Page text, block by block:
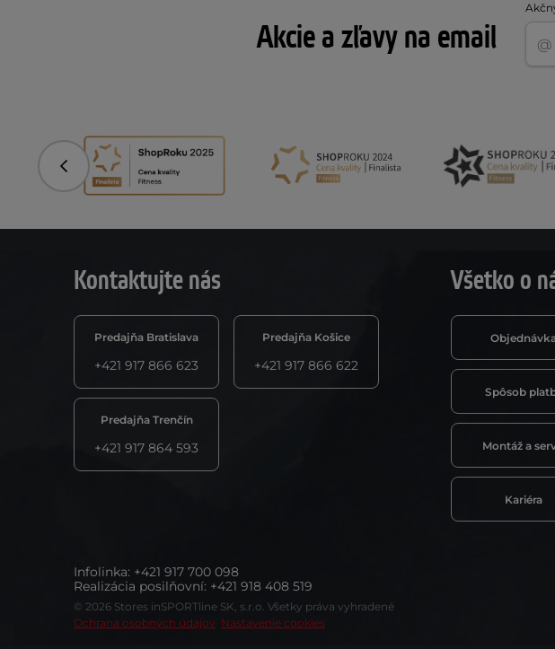
Akcie a zľavy na email
Predchádzajúci
Kontaktujte nás
Predajňa Bratislava
+421 917 866 623
Predajňa Košice
+421 917 866 622
Predajňa Trenčín
+421 917 864 593
Všetko o
Spôsob
Montáž a
Kariéra
Infolinka: +421 917 700 098
Realizácia posilňovní: +421 918 408 519
© 2026 Stores inSPORTline SK, s.r.o. Všetky práva vyhradené
Ochrana osobných údajov Nastavenie cookies